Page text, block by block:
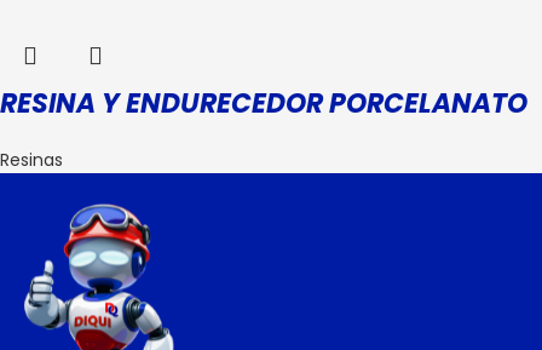
RESINA Y ENDURECEDOR PORCELANATO
Resinas